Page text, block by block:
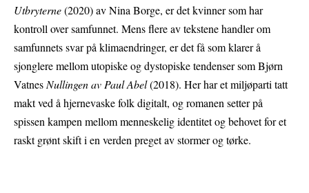
Utbryterne(2020) av Nina Borge, er det kvinner som har
kontroll over samfunnet. Mens flere av tekstene handler om
samfunnets svar på klimaendringer, er det få som klarer å
sjonglere mellom utopiske og dystopiske tendenser som Bjørn
VatnesNullingen av Paul Abel(2018). Her har et miljøparti tatt
makt ved å hjernevaske folk digitalt, og romanen setter på
spissen kampen mellom menneskelig identitet og behovet for et
raskt grønt skift i en verden preget av stormer og tørke.